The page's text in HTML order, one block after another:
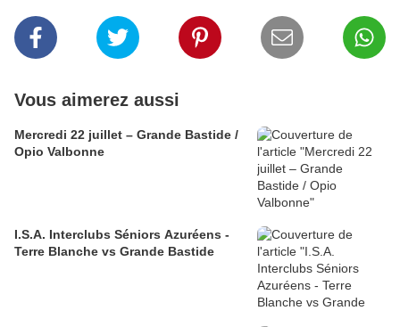
Vous aimerez aussi
Mercredi 22 juillet – Grande Bastide /
Opio Valbonne
I.S.A. Interclubs Séniors Azuréens -
Terre Blanche vs Grande Bastide